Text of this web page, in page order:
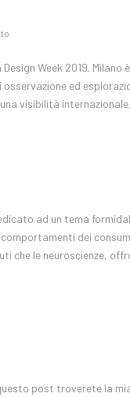
Week 2019.
ed
visibilità
ad un tema
dei
che le neuroscienze,
post troverete la